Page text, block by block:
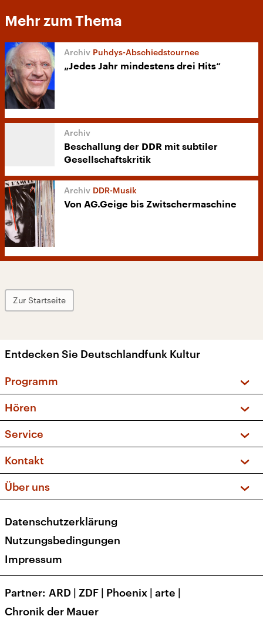
Mehr zum Thema
Puhdys-Abschiedstournee
„Jedes Jahr mindestens drei Hits“
Beschallung der DDR mit subtiler
Gesellschaftskritik
DDR-Musik
Von AG.Geige bis Zwitschermaschine
Zur Startseite
Entdecken Sie Deutschlandfunk Kultur
Programm
Sendungen und Podcasts
Musikliste
Kakadu – Das Kinderprogramm
Hören
Frequenzen (UKW + DAB+)
Service
FAQ
Apps
Newsletter
Veranstaltungen
Kontakt
Social Media
Über uns
Presse
Karriere
Transparenz
Datenschutzerklärung
Nutzungsbedingungen
Impressum
Partner ARD | ZDF | Phoenix | arte |
Chronik der Mauer